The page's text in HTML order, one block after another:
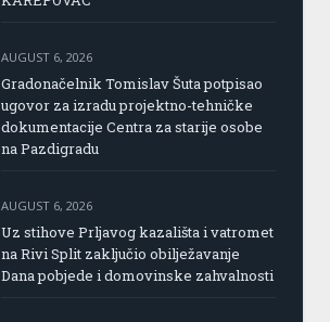
AUGUST 6, 2026
Gradonačelnik Tomislav Šuta potpisao
ugovor za izradu projektno-tehničke
dokumentacije Centra za starije osobe
na Pazdigradu
AUGUST 6, 2026
Uz stihove Prljavog kazališta i vatromet
na Rivi Split zaključio obilježavanje
Dana pobjede i domovinske zahvalnosti